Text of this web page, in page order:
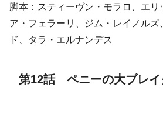
脚本：スティーヴン・モラロ、エリ
ア・フェラーリ、ジム・レイノル
ド、タラ・エルナンデス
第12話 ペニーの大ブレイ